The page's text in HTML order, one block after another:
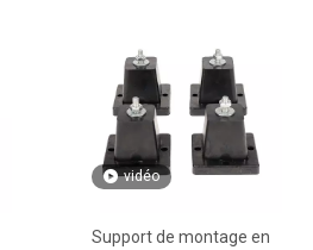
vidéo
Support de montage en